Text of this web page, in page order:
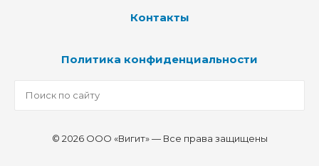
Контакты
Политика конфиденциальности
© 2026 ООО «Вигит» — Все права защищены